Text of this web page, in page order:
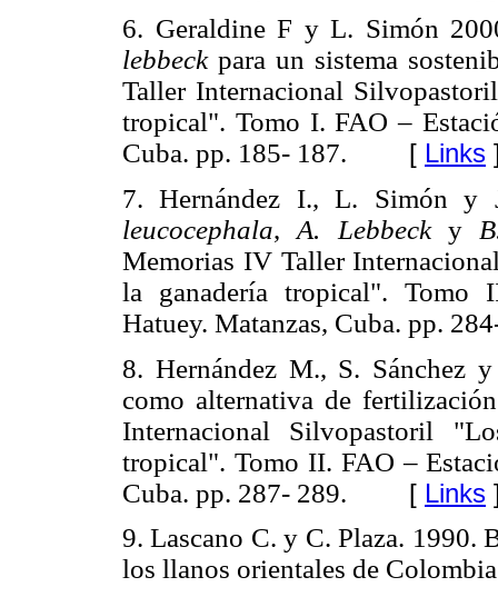
6. Geraldine F y L. Simón
lebbeckpara un sistema
Taller Internacional
tropical". Tomo I. FAO –
Cuba. pp. 185- 187. [ Links
7. Hernández I., L. Simón y
leucocephala,A. Lebbecky
Memorias IV Taller
la ganadería tropical". Tomo
Hatuey. Matanzas, Cuba. pp.
8. Hernández M., S. Sánchez
como alternativa de
Internacional Silvopastoril
tropical". Tomo II. FAO –
Cuba. pp. 287- 289. [ Links
9. Lascano C. y C. Plaza. 1990.
los llanos orientales de